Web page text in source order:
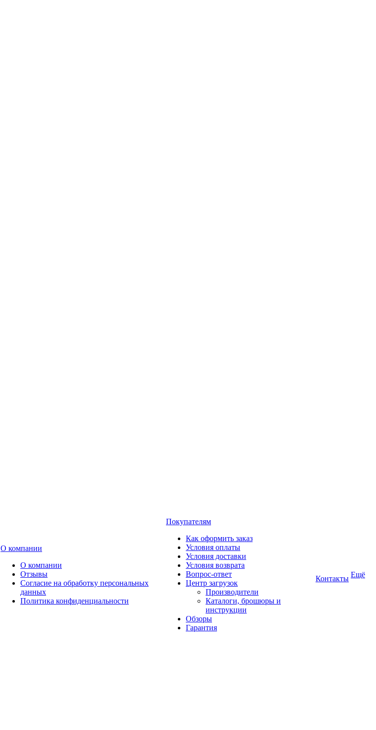
О компании
О компании
Отзывы
Согласие на обработку персональных
данных
Политика конфиденциальности
Покупателям
Как оформить заказ
Условия оплаты
Условия доставки
Условия возврата
Вопрос-ответ
Центр загрузок
Производители
Каталоги, брошюры и
инструкции
Обзоры
Гарантия
Контакты Ещё